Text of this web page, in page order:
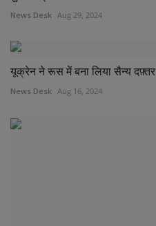
News Desk Aug 29, 2024
यूक्रेन ने रूस में बना लिया सैन्य दफ़्तर
News Desk Aug 16, 2024